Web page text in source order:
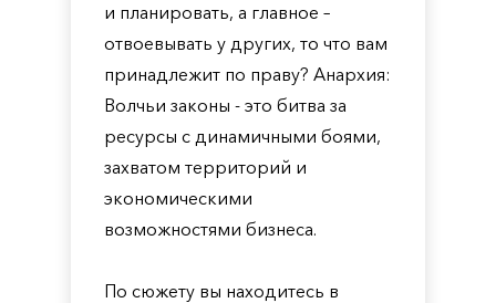
и планировать, а главное –
отвоевывать у других, то что вам
принадлежит по праву? Анархия:
Волчьи законы - это битва за
ресурсы с динамичными боями,
захватом территорий и
экономическими
возможностями бизнеса.
По сюжету вы находитесь в